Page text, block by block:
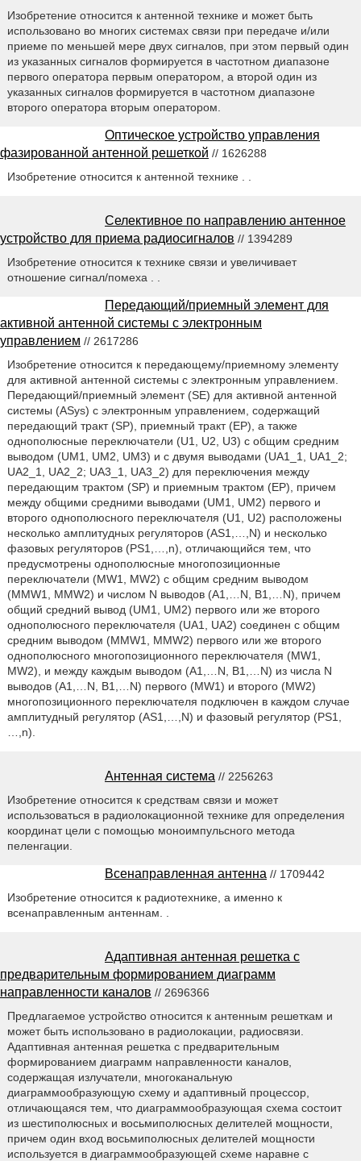
Изобретение относится к антенной технике и может быть
использовано во многих системах связи при передаче и/или
приеме по меньшей мере двух сигналов, при этом первый один
из указанных сигналов формируется в частотном диапазоне
первого оператора первым оператором, а второй один из
указанных сигналов формируется в частотном диапазоне
второго оператора вторым оператором.
Оптическое устройство управления
фазированной антенной решеткой // 1626288
Изобретение относится к антенной технике . .
Селективное по направлению антенное
устройство для приема радиосигналов // 1394289
Изобретение относится к технике связи и увеличивает
отношение сигнал/помеха . .
Передающий/приемный элемент для
активной антенной системы с электронным
управлением // 2617286
Изобретение относится к передающему/приемному элементу
для активной антенной системы с электронным управлением.
Передающий/приемный элемент (SE) для активной антенной
системы (ASys) с электронным управлением, содержащий
передающий тракт (SP), приемный тракт (ЕР), а также
однополюсные переключатели (U1, U2, U3) с общим средним
выводом (UM1, UM2, UM3) и с двумя выводами (UA1_1, UA1_2;
UA2_1, UA2_2; UA3_1, UA3_2) для переключения между
передающим трактом (SP) и приемным трактом (ЕР), причем
между общими средними выводами (UM1, UM2) первого и
второго однополюсного переключателя (U1, U2) расположены
несколько амплитудных регуляторов (AS1,…,N) и несколько
фазовых регуляторов (PS1,…,n), отличающийся тем, что
предусмотрены однополюсные многопозиционные
переключатели (MW1, MW2) с общим средним выводом
(MMW1, MMW2) и числом N выводов (A1,…N, B1,…N), причем
общий средний вывод (UM1, UM2) первого или же второго
однополюсного переключателя (UA1, UA2) соединен с общим
средним выводом (MMW1, MMW2) первого или же второго
однополюсного многопозиционного переключателя (MW1,
MW2), и между каждым выводом (A1,…N, B1,…N) из числа N
выводов (A1,…N, B1,…N) первого (MW1) и второго (MW2)
многопозиционного переключателя подключен в каждом случае
амплитудный регулятор (AS1,…,N) и фазовый регулятор (PS1,
…,n).
Антенная система // 2256263
Изобретение относится к средствам связи и может
использоваться в радиолокационной технике для определения
координат цели с помощью моноимпульсного метода
пеленгации.
Всенаправленная антенна // 1709442
Изобретение относится к радиотехнике, а именно к
всенаправленным антеннам. .
Адаптивная антенная решетка с
предварительным формированием диаграмм
направленности каналов // 2696366
Предлагаемое устройство относится к антенным решеткам и
может быть использовано в радиолокации, радиосвязи.
Адаптивная антенная решетка с предварительным
формированием диаграмм направленности каналов,
содержащая излучатели, многоканальную
диаграммообразующую схему и адаптивный процессор,
отличающаяся тем, что диаграммообразующая схема состоит
из шестиполюсных и восьмиполюсных делителей мощности,
причем один вход восьмиполюсных делителей мощности
используется в диаграммообразующей схеме наравне с